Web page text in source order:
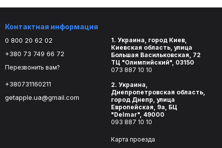
Контактная информация
0 800 20 62 02
+380 73 749 66 72
Перезвонить вам?
+380731160211
getapple.ua@gmail.com
1. Украина, город Киев,
Киевская область, улица
Большая Васильковская, 72
ТЦ "Олимпийский", 03150
073 887 10 10
2. Украина,
Днепропетровская область,
город Днепр, улица
Европейская, 9а, БЦ
"Delmar", 49000
093 887 10 10
Карта проезда